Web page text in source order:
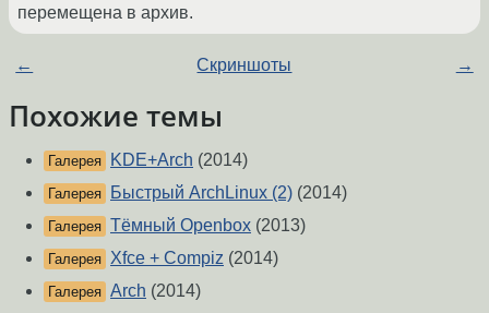
перемещена в архив.
← Скриншоты →
Похожие темы
Галерея KDE+Arch (2014)
Галерея Быстрый ArchLinux (2) (2014)
Галерея Тёмный Openbox (2013)
Галерея Xfce + Compiz (2014)
Галерея Arch (2014)